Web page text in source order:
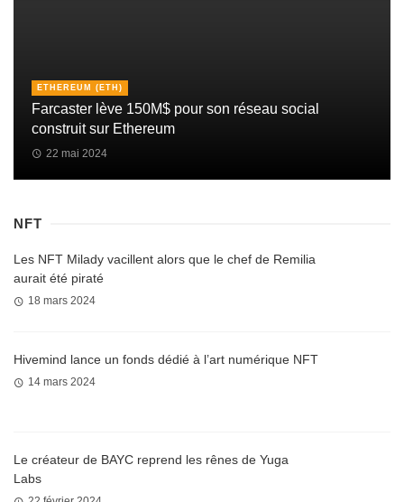
ETHEREUM (ETH)
Farcaster lève 150M$ pour son réseau social
construit sur Ethereum
22 mai 2024
NFT
Les NFT Milady vacillent alors que le chef de Remilia
aurait été piraté
18 mars 2024
Hivemind lance un fonds dédié à l’art numérique NFT
14 mars 2024
Le créateur de BAYC reprend les rênes de Yuga
Labs